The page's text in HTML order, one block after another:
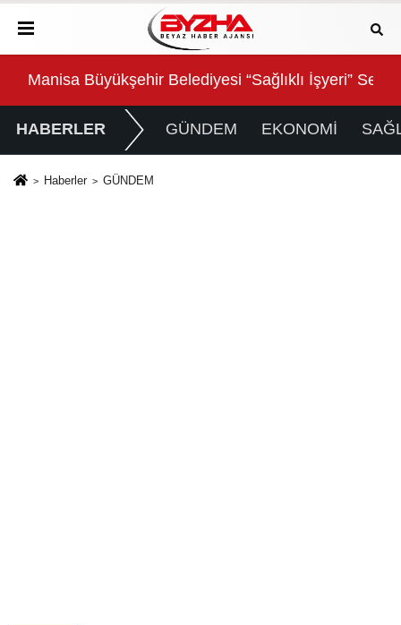
Yatırıldı
Manisa Büyükşehir Belediyesi “Sağlıklı İşyeri”
HABERLER GÜNDEM EKONOMİ
Haberler GÜNDEM